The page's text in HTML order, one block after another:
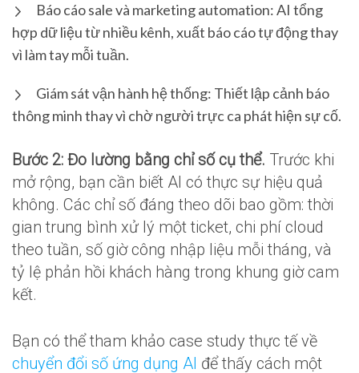
Báo cáo sale và marketing automation: AI tổng
hợp dữ liệu từ nhiều kênh, xuất báo cáo tự động thay
vì làm tay mỗi tuần.
Giám sát vận hành hệ thống: Thiết lập cảnh báo
thông minh thay vì chờ người trực ca phát hiện sự cố.
Bước 2: Đo lường bằng chỉ số cụ thể. Trước khi
mở rộng, bạn cần biết AI có thực sự hiệu quả
không. Các chỉ số đáng theo dõi bao gồm: thời
gian trung bình xử lý một ticket, chi phí cloud
theo tuần, số giờ công nhập liệu mỗi tháng, và
tỷ lệ phản hồi khách hàng trong khung giờ cam
kết.
Bạn có thể tham khảo case study thực tế về
chuyển đổi số ứng dụng AI để thấy cách một